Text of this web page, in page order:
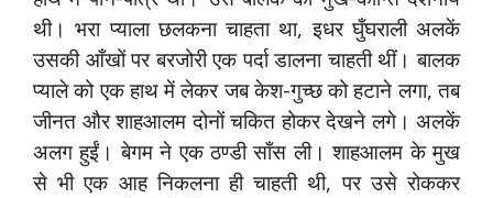
थी। भरा प्याला छलकना चाहता था, इधर घुँघराली अलकें
उसकी आँखों पर बरजोरी एक पर्दा डालना चाहती थीं। बालक
प्याले को एक हाथ में लेकर जब केश-गुच्छ को हटाने लगा, तब
जीनत और शाहआलम दोनों चकित होकर देखने लगे। अलकें
अलग हुईं। बेगम ने एक ठण्डी साँस ली। शाहआलम के मुख
से भी एक आह निकलना ही चाहती थी, पर उसे रोककर